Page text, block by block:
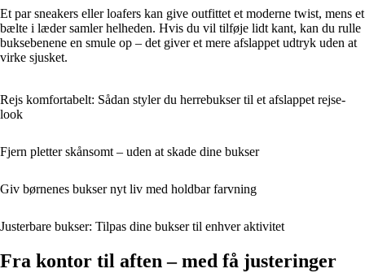
Et par sneakers eller loafers kan give outfittet et moderne twist, mens et
bælte i læder samler helheden. Hvis du vil tilføje lidt kant, kan du rulle
buksebenene en smule op – det giver et mere afslappet udtryk uden at
virke sjusket.
Rejs komfortabelt: Sådan styler du herrebukser til et afslappet rejse-
look
Fjern pletter skånsomt – uden at skade dine bukser
Giv børnenes bukser nyt liv med holdbar farvning
Justerbare bukser: Tilpas dine bukser til enhver aktivitet
Fra kontor til aften – med få justeringer